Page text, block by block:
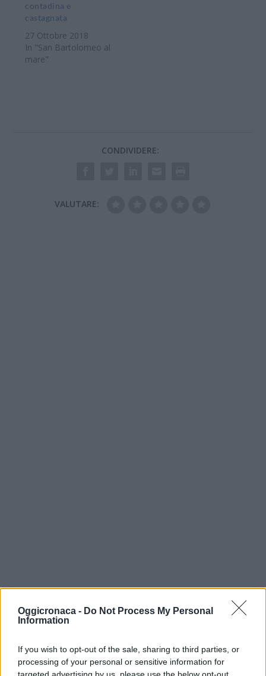
Oggicronaca - Do Not Process My Personal
Information
If you wish to opt-out of the sale, sharing to third parties, or
processing of your personal or sensitive information for
targeted advertising by us, please use the below opt-out
contadina e
castagnata
27 Ottobre 2018
In "San Bartolomeo al
mare"
CONDIVIDERE:
VALUTARE: